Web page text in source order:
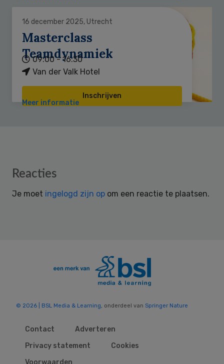
16 december 2025, Utrecht
Masterclass
Teamdynamiek
09:00 - 16:30
Van der Valk Hotel
Inschrijven
Meer informatie
Reader
Reacties
Je moet ingelogd zijn op om een reactie te plaatsen.
© 2026 | BSL Media & Learning, onderdeel van Springer Nature
Contact
Adverteren
Privacy statement
Cookies
Voorwaarden